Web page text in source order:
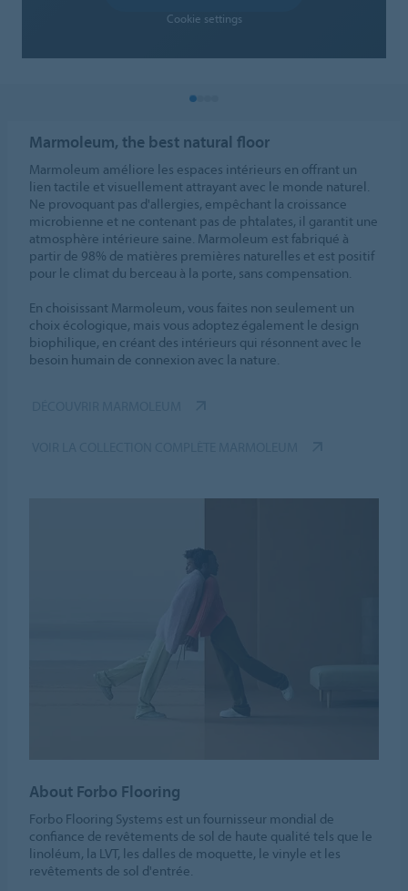
Cookie settings
Marmoleum, the best natural floor
Marmoleum améliore les espaces intérieurs en offrant un
lien tactile et visuellement attrayant avec le monde naturel.
Ne provoquant pas d'allergies, empêchant la croissance
microbienne et ne contenant pas de phtalates, il garantit une
atmosphère intérieure saine. Marmoleum est fabriqué à
partir de 98% de matières premières naturelles et est positif
pour le climat du berceau à la porte, sans compensation.
En choisissant Marmoleum, vous faites non seulement un
choix écologique, mais vous adoptez également le design
biophilique, en créant des intérieurs qui résonnent avec le
besoin humain de connexion avec la nature.
About Forbo Flooring
Forbo Flooring Systems est un fournisseur mondial de
confiance de revêtements de sol de haute qualité tels que le
linoléum, la LVT, les dalles de moquette, le vinyle et les
revêtements de sol d'entrée.